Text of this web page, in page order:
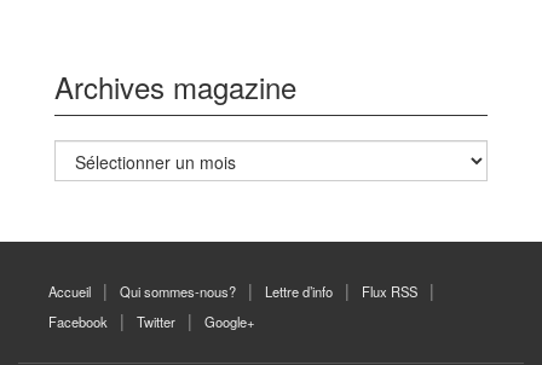
Archives magazine
Archives
magazine
Accueil Qui sommes-nous? Lettre d’info
Flux RSS
Facebook
Twitter Google+